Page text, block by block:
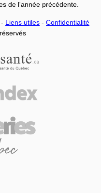
de l'année précédente.
Liens utiles - Confidentialité